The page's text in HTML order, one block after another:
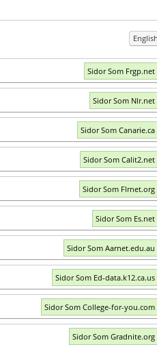
English
Sidor Som Frgp.net
Sidor Som Nlr.net
Sidor Som Canarie.ca
Sidor Som Calit2.net
Sidor Som Flrnet.org
Sidor Som Es.net
Sidor Som Aarnet.edu.au
Sidor Som Ed-data.k12.ca.us
Sidor Som College-for-you.com
Sidor Som Gradnite.org